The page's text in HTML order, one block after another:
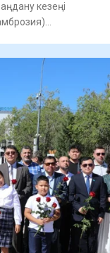
кезеңі